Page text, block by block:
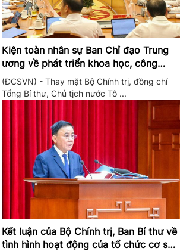
Kiện toàn nhân sự Ban Chỉ đạo Trung
ương về phát triển khoa học, công
nghệ, đổi mới sáng tạo và chuyển đổi
số
(ĐCSVN) - Thay mặt Bộ Chính trị, đồng chí
Tổng Bí thư, Chủ tịch nước Tô ...
Kết luận của Bộ Chính trị, Ban Bí thư về
tình hình hoạt động của tổ chức cơ sở